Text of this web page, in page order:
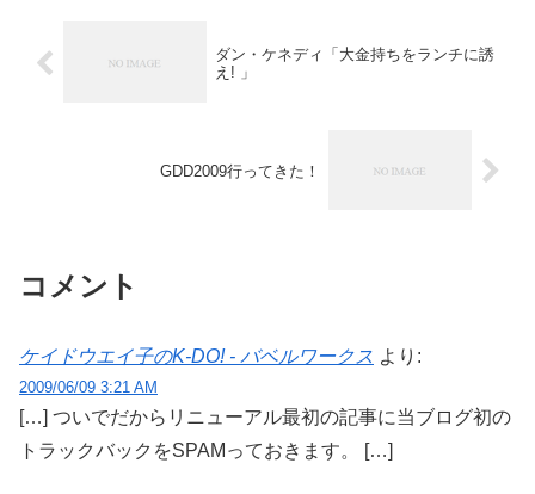
ダン・ケネディ「大金持ちをランチに誘
え! 」
GDD2009行ってきた！
コメント
ケイドウエイ子のK-DO! - バベルワークス より:
2009/06/09 3:21 AM
[…] ついでだからリニューアル最初の記事に当ブログ初の
トラックバックをSPAMっておきます。 […]